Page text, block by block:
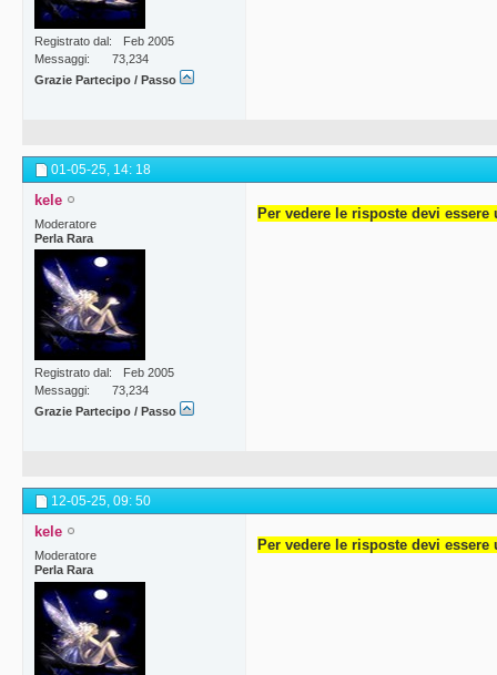
Registrato dal
Feb 2005
Messaggi
73,234
Grazie Partecipo / Passo
01-05-25, 14: 18
kele
Moderatore
Perla Rara
Registrato dal
Feb 2005
Messaggi
73,234
Grazie Partecipo / Passo
Per vedere le risposte devi
12-05-25, 09: 50
kele
Moderatore
Perla Rara
Per vedere le risposte devi